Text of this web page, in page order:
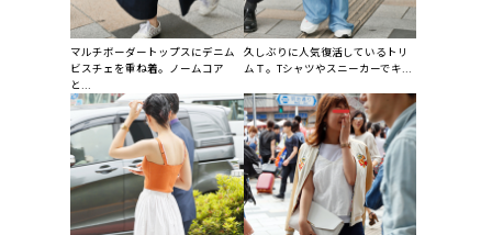
マルチボーダートップスにデニム
ビスチェを重ね着。ノームコア
と...
久しぶりに人気復活しているトリ
ムＴ。Tシャツやスニーカーでキ...